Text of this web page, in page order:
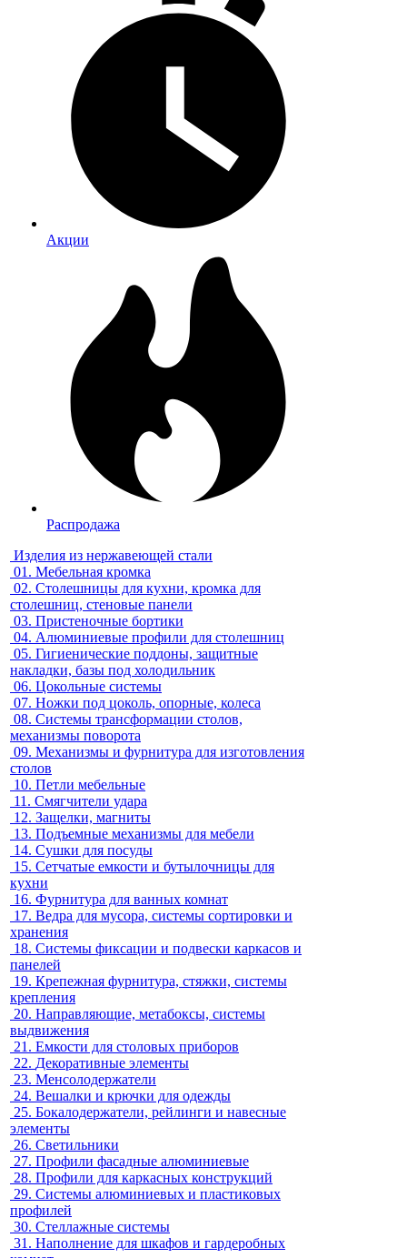
Акции
Распродажа
Изделия из нержавеющей стали
01. Мебельная кромка
02. Столешницы для кухни, кромка для
столешниц, стеновые панели
03. Пристеночные бортики
04. Алюминиевые профили для столешниц
05. Гигиенические поддоны, защитные
накладки, базы под холодильник
06. Цокольные системы
07. Ножки под цоколь, опорные, колеса
08. Системы трансформации столов,
механизмы поворота
09. Механизмы и фурнитура для изготовления
столов
10. Петли мебельные
11. Смягчители удара
12. Защелки, магниты
13. Подъемные механизмы для мебели
14. Сушки для посуды
15. Сетчатые емкости и бутылочницы для
кухни
16. Фурнитура для ванных комнат
17. Ведра для мусора, системы сортировки и
хранения
18. Системы фиксации и подвески каркасов и
панелей
19. Крепежная фурнитура, стяжки, системы
крепления
20. Направляющие, метабоксы, системы
выдвижения
21. Емкости для столовых приборов
22. Декоративные элементы
23. Менсолодержатели
24. Вешалки и крючки для одежды
25. Бокалодержатели, рейлинги и навесные
элементы
26. Светильники
27. Профили фасадные алюминиевые
28. Профили для каркасных конструкций
29. Системы алюминиевых и пластиковых
профилей
30. Стеллажные системы
31. Наполнение для шкафов и гардеробных